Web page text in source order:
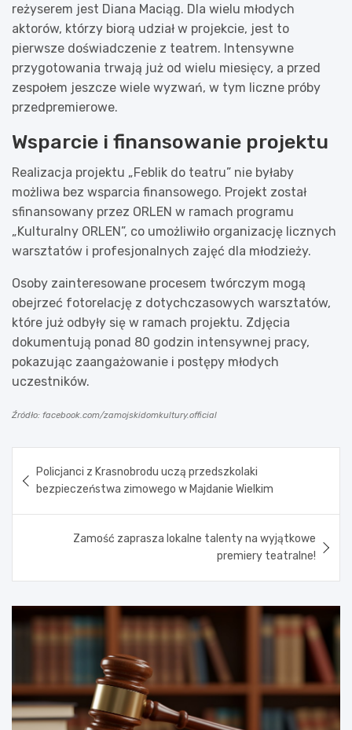
reżyserem jest Diana Maciąg. Dla wielu młodych
aktorów, którzy biorą udział w projekcie, jest to
pierwsze doświadczenie z teatrem. Intensywne
przygotowania trwają już od wielu miesięcy, a przed
zespołem jeszcze wiele wyzwań, w tym liczne próby
przedpremierowe.
Wsparcie i finansowanie projektu
Realizacja projektu „Feblik do teatru” nie byłaby
możliwa bez wsparcia finansowego. Projekt został
sfinansowany przez ORLEN w ramach programu
„Kulturalny ORLEN”, co umożliwiło organizację licznych
warsztatów i profesjonalnych zajęć dla młodzieży.
Osoby zainteresowane procesem twórczym mogą
obejrzeć fotorelację z dotychczasowych warsztatów,
które już odbyły się w ramach projektu. Zdjęcia
dokumentują ponad 80 godzin intensywnej pracy,
pokazując zaangażowanie i postępy młodych
uczestników.
Źródło: facebook.com/zamojskidomkultury.official
wpisu
Policjanci z Krasnobrodu uczą przedszkolaki
bezpieczeństwa zimowego w Majdanie Wielkim
Zamość zaprasza lokalne talenty na wyjątkowe
premiery teatralne!